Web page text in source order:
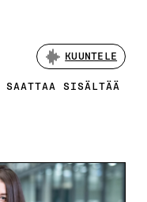
KUUNTELE
SISÄLTÄÄ